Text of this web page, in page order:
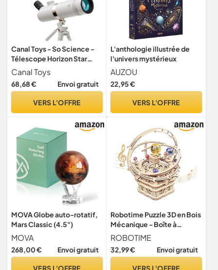
Canal Toys - So Science -
Télescope Horizon Star
pour Enfant dès 8 Ans -
Zoom 20x à 60x - Support
Smartphone - Trépied
Lune, Planètes et Étoiles -
Canal Toys
68,68 € Envoi gratuit
VERS L'OFFRE
L'anthologie illustrée de
l'univers mystérieux
AUZOU
22,95 €
VERS L'OFFRE
MOVA Globe auto-rotatif,
Mars Classic (4.5")
MOVA
268,00 € Envoi gratuit
VERS L'OFFRE
Robotime Puzzle 3D en Bois
Mécanique - Boîte à
Musique Astronomie Nuit
étoilée - Kit Bricolage
Artisanat - Cadeau pour
ROBOTIME
32,99 € Envoi gratuit
VERS L'OFFRE